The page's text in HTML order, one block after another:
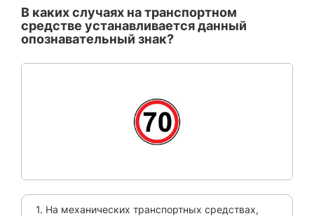
В каких случаях на транспортном
средстве устанавливается данный
опознавательный знак?
1. На механических транспортных средствах,